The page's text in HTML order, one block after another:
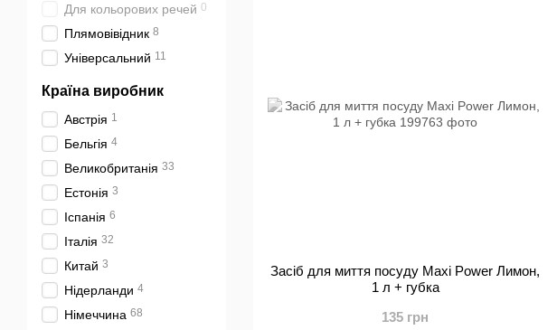
Засіб для миття посуду Maxi Power Лимон,
1 л + губка
135 грн
Для кольорових речей 0
Плямовівідник 8
Універсальний 11
Країна виробник
Австрія 1
Бельгія 4
Великобританія 33
Естонія 3
Іспанія 6
Італія 32
Китай 3
Нідерланди 4
Німеччина 68